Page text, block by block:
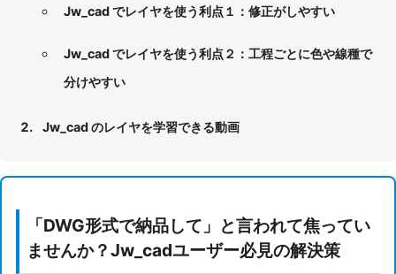
Jw_cad でレイヤを使う利点１：修正がしやすい
Jw_cad でレイヤを使う利点２：工程ごとに色や線種で
分けやすい
Jw_cad のレイヤを学習できる動画
「DWG形式で納品して」と言われて焦ってい
ませんか？Jw_cadユーザー必見の解決策